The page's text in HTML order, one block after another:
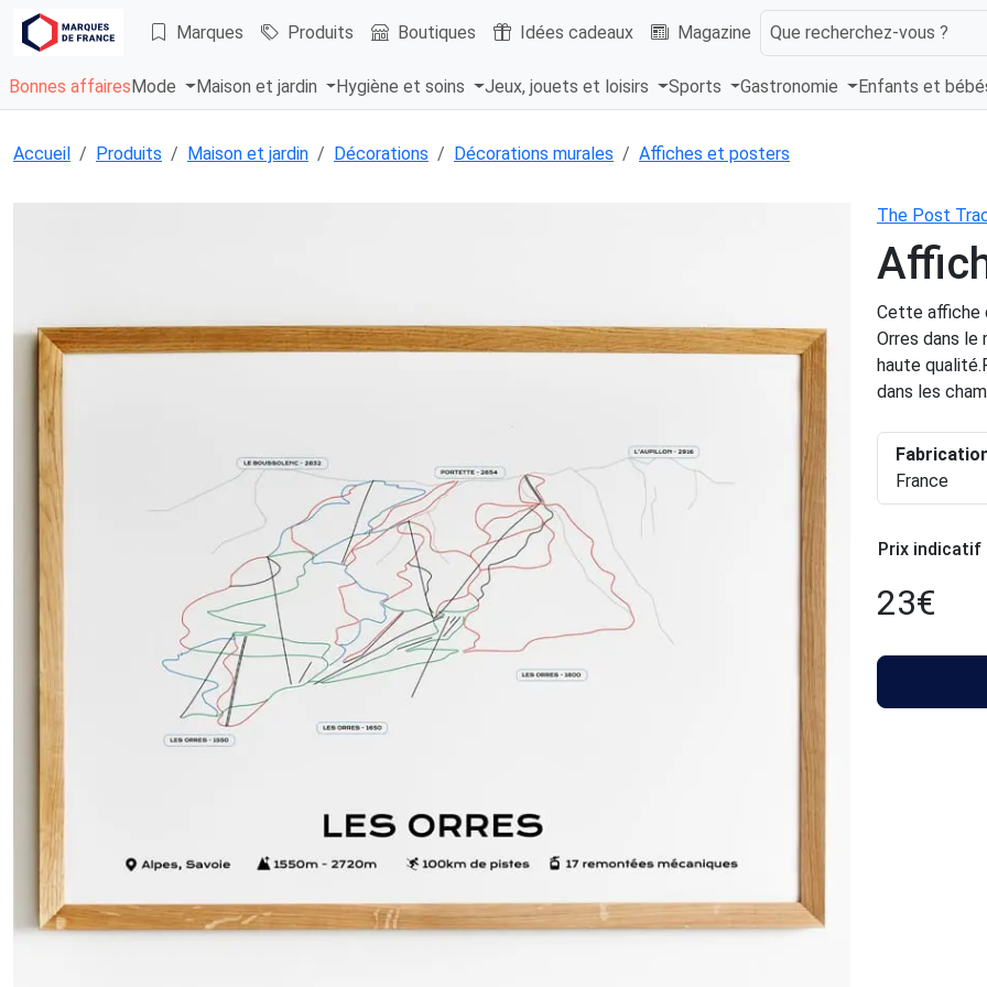
Marques Produits Boutiques Idées cadeaux Magazine Que recherchez-vous ?
Bonnes affaires Mode Maison et jardin Hygiène et soins Jeux, jouets et loisirs Sports Gastronomie Enfants et
Accueil Produits Maison et jardin Décorations Décorations murales Affiches et posters
The Post
Cette affiche
Orres dans le
haute
dans les
France
Prix indicatif
23€